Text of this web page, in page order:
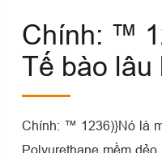
Chính: ™
Tế bào lâu
Chính: ™ 1236)}Nó là
Polyurethane mềm dẻo.